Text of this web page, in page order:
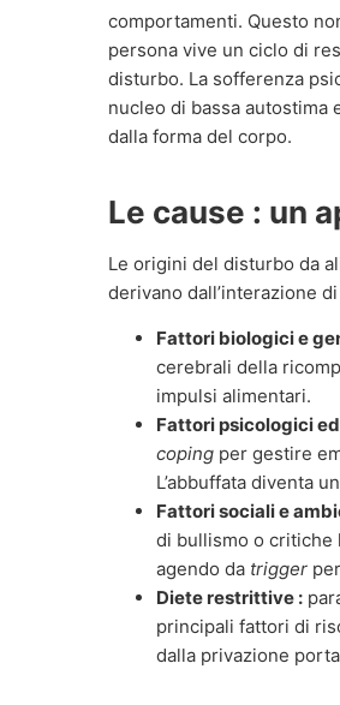
comportamenti. Questo
persona vive un ciclo di
disturbo. La sofferenza
nucleo di bassa autostima
dalla forma del corpo.
Le cause : un
Le origini del disturbo da
derivano dall’interazione
Fattori biologici e
cerebrali della
impulsi alimentari.
Fattori psicologici
coping per gestire
L’abbuffata diventa
Fattori sociali e
di bullismo o critiche
agendo da trigger
Diete restrittive :
principali fattori di
dalla privazione